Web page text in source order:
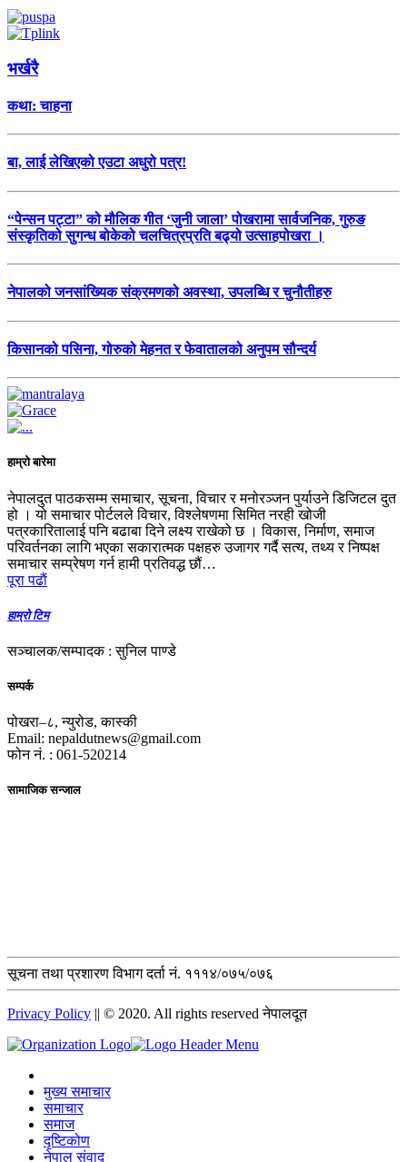
भर्खरै
कथा: चाहना
बा, लाई लेखिएको एउटा अधुरो पत्र!
“पेन्सन पट्टा” को मौलिक गीत ‘जुनी जाला’ पोखरामा सार्वजनिक, गुरुङ
संस्कृतिको सुगन्ध बोकेको चलचित्रप्रति बढ्यो उत्साहपोखरा ।
नेपालको जनसांख्यिक संक्रमणको अवस्था, उपलब्धि र चुनौतीहरु
किसानको पसिना, गोरुको मेहनत र फेवातालको अनुपम सौन्दर्य
हाम्रो बारेमा
नेपालदुत पाठकसम्म समाचार, सूचना, विचार र मनोरञ्जन पुर्याउने डिजिटल दुत
हो । यो समाचार पोर्टलले विचार, विश्लेषणमा सिमित नरही खोजी
पत्रकारितालाई पनि बढाबा दिने लक्ष्य राखेको छ । विकास, निर्माण, समाज
परिवर्तनका लागि भएका सकारात्मक पक्षहरु उजागर गर्दै सत्य, तथ्य र निष्पक्ष
समाचार सम्प्रेषण गर्न हामी प्रतिवद्ध छौं…
पूरा पढाैं
हाम्रो टिम
सञ्चालक/सम्पादक : सुनिल पाण्डे
सम्पर्क
पोखरा–८, न्युरोड, कास्की
Email: nepaldutnews@gmail.com
फोन नं. : 061-520214
सामाजिक सन्जाल
सूचना तथा प्रशारण विभाग दर्ता नं. १११४/०७५/०७६
Privacy Policy || © 2020. All rights reserved नेपालदूत
मुख्य समाचार
समाचार
समाज
दृष्टिकोण
नेपाल संवाद